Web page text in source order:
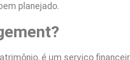
planejado.
é um serviço